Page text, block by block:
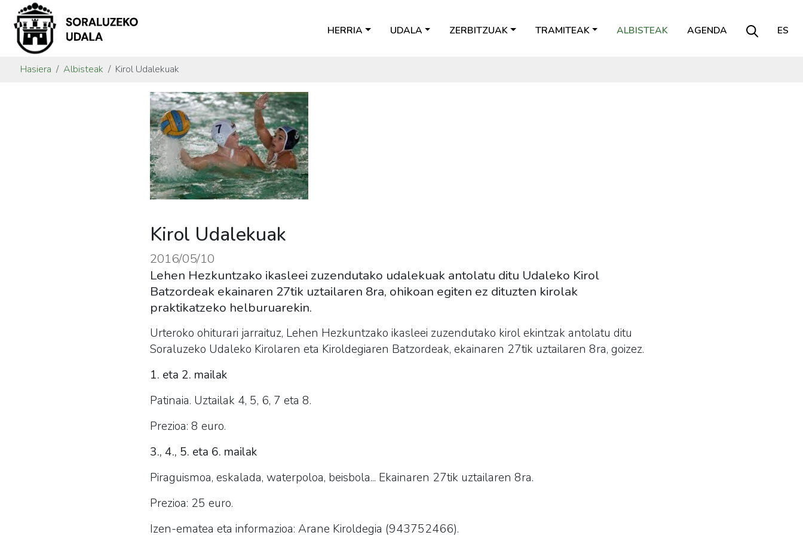
HERRIA UDALA ZERBITZUAK TRAMITEAK ALBISTEAK AGENDA ES
Hasiera Albisteak Kirol Udalekuak
Kirol Udalekuak
2016/05/10
Lehen Hezkuntzako ikasleei zuzendutako udalekuak antolatu ditu Udaleko Kirol
Batzordeak ekainaren 27tik uztailaren 8ra, ohikoan egiten ez dituzten kirolak
praktikatzeko helburuarekin.
Urteroko ohiturari jarraituz, Lehen Hezkuntzako ikasleei zuzendutako kirol ekintzak antolatu ditu
Soraluzeko Udaleko Kirolaren eta Kiroldegiaren Batzordeak, ekainaren 27tik uztailaren 8ra, goizez.
1. eta 2. mailak
Patinaia. Uztailak 4, 5, 6, 7 eta 8.
Prezioa: 8 euro.
3., 4., 5. eta 6. mailak
Piraguismoa, eskalada, waterpoloa, beisbola... Ekainaren 27tik uztailaren 8ra.
Prezioa: 25 euro.
Izen-ematea eta informazioa: Arane Kiroldegia (943752466).